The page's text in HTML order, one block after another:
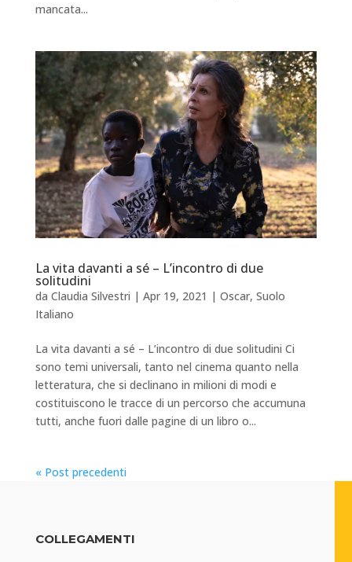
mancata...
La vita davanti a sé – L’incontro di due
solitudini
da Claudia Silvestri | Apr 19, 2021 | Oscar, Suolo
Italiano
La vita davanti a sé – L’incontro di due solitudini Ci
sono temi universali, tanto nel cinema quanto nella
letteratura, che si declinano in milioni di modi e
costituiscono le tracce di un percorso che accumuna
tutti, anche fuori dalle pagine di un libro o...
« Post precedenti
COLLEGAMENTI